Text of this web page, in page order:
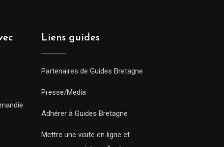
Liens guides
Partenaires de Guides Bretagne
Presse/Media
Adhérer à Guides Bretagne
Mettre une visite en ligne et